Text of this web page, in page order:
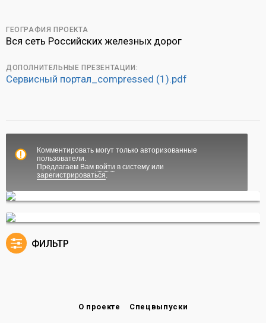
ГЕОГРАФИЯ ПРОЕКТА
Вся сеть Российских железных дорог
ДОПОЛНИТЕЛЬНЫЕ ПРЕЗЕНТАЦИИ:
Сервисный портал_compressed (1).pdf
Комментировать могут только авторизованные
пользователи.
Предлагаем Вам войти в систему или
зарегистрироваться
ФИЛЬТР
О проекте Спецвыпуски